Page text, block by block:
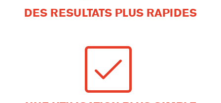
DES RESULTATS PLUS RAPIDES